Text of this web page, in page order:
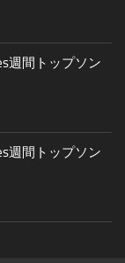
週間トップソン
週間トップソン